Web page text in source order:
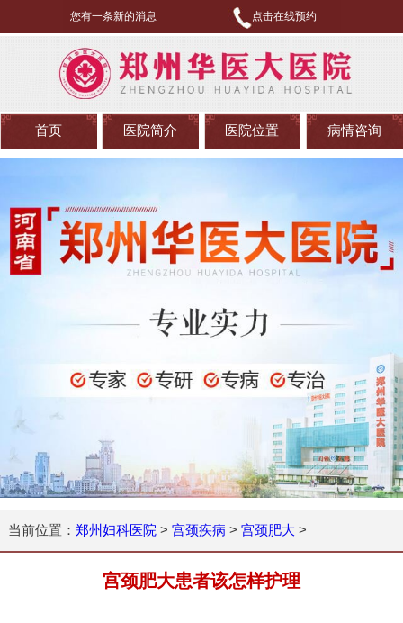
您有一条新的消息 点击在线预约
首页 医院简介 医院位置 病情咨询
当前位置： 郑州妇科医院 > 宫颈疾病 > 宫颈肥大>
宫颈肥大患者该怎样护理